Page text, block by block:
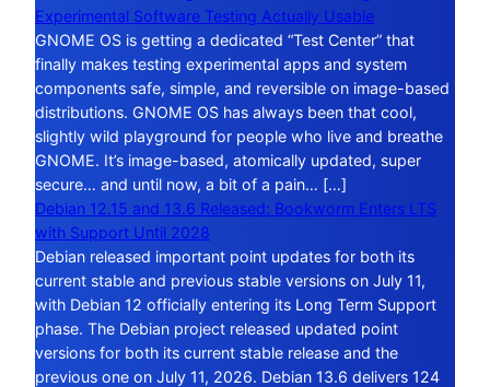
Experimental Software Testing Actually Usable
GNOME OS is getting a dedicated “Test Center” that
finally makes testing experimental apps and system
components safe, simple, and reversible on image-based
distributions. GNOME OS has always been that cool,
slightly wild playground for people who live and breathe
GNOME. It’s image-based, atomically updated, super
secure… and until now, a bit of a pain… […]
Debian 12.15 and 13.6 Released: Bookworm Enters LTS
with Support Until 2028
Debian released important point updates for both its
current stable and previous stable versions on July 11,
with Debian 12 officially entering its Long Term Support
phase. The Debian project released updated point
versions for both its current stable release and the
previous one on July 11, 2026. Debian 13.6 delivers 124